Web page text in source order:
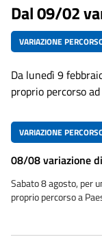
Dal 09/02
VARIAZIONE
Da lunedì 9
proprio percorso
VARIAZIONE
08/08 variazione
Sabato 8 agosto, per
proprio percorso a